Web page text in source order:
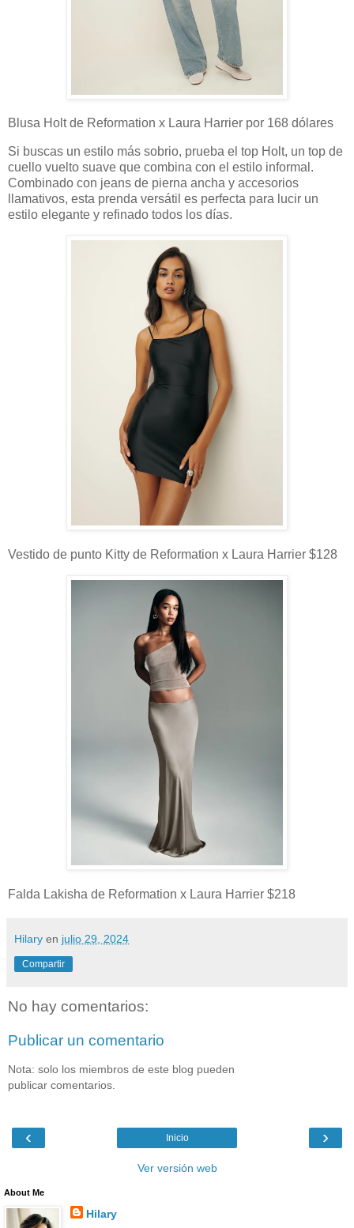
Blusa Holt de Reformation x Laura Harrier por 168 dólares
Si buscas un estilo más sobrio, prueba el top Holt, un top de
cuello vuelto suave que combina con el estilo informal.
Combinado con jeans de pierna ancha y accesorios
llamativos, esta prenda versátil es perfecta para lucir un
estilo elegante y refinado todos los días.
Vestido de punto Kitty de Reformation x Laura Harrier $128
Falda Lakisha de Reformation x Laura Harrier $218
Hilary en julio 29, 2024
Compartir
No hay comentarios:
Publicar un comentario
Nota: solo los miembros de este blog pueden
publicar comentarios.
‹ ›
Inicio
Ver versión web
About Me
Hilary